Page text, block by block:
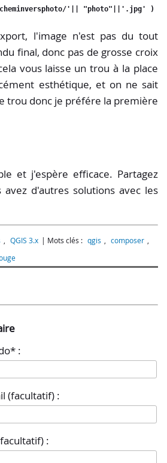
'|| "photo"||'.jpg' )
l'image n'est pas du tout
final, donc pas de grosse croix
vous laisse un trou à la place
esthétique, et on ne sait
trou donc je préfére la première
et j'espère efficace. Partagez
avez d'autres solutions avec les
QGIS 3.x Mots clés : qgis composer
:
(facultatif) :
: